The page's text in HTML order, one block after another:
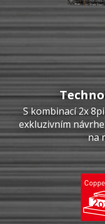
S kombinací 2x
exkluzivním
na